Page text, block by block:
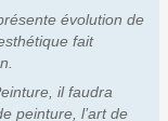
évolution de
fait
il faudra
peinture, l’art de